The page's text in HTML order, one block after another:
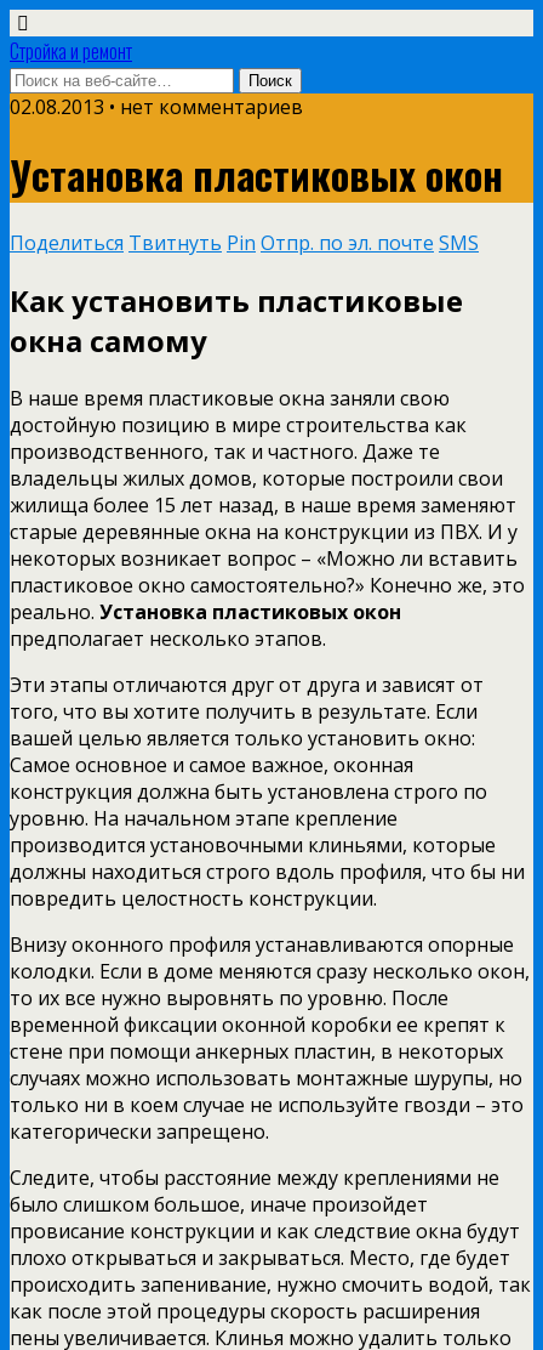
Стройка и ремонт
02.08.2013 • нет комментариев
Установка пластиковых окон
Поделиться Твитнуть Pin Отпр. по эл. почте SMS
Как установить пластиковые
окна самому
В наше время пластиковые окна заняли свою
достойную позицию в мире строительства как
производственного, так и частного. Даже те
владельцы жилых домов, которые построили свои
жилища более 15 лет назад, в наше время заменяют
старые деревянные окна на конструкции из ПВХ. И у
некоторых возникает вопрос – «Можно ли вставить
пластиковое окно самостоятельно?» Конечно же, это
реально. Установка пластиковых окон
предполагает несколько этапов.
Эти этапы отличаются друг от друга и зависят от
того, что вы хотите получить в результате. Если
вашей целью является только установить окно:
Самое основное и самое важное, оконная
конструкция должна быть установлена строго по
уровню. На начальном этапе крепление
производится установочными клиньями, которые
должны находиться строго вдоль профиля, что бы ни
повредить целостность конструкции.
Внизу оконного профиля устанавливаются опорные
колодки. Если в доме меняются сразу несколько окон,
то их все нужно выровнять по уровню. После
временной фиксации оконной коробки ее крепят к
стене при помощи анкерных пластин, в некоторых
случаях можно использовать монтажные шурупы, но
только ни в коем случае не используйте гвозди – это
категорически запрещено.
Следите, чтобы расстояние между креплениями не
было слишком большое, иначе произойдет
провисание конструкции и как следствие окна будут
плохо открываться и закрываться. Место, где будет
происходить запенивание, нужно смочить водой, так
как после этой процедуры скорость расширения
пены увеличивается. Клинья можно удалить только